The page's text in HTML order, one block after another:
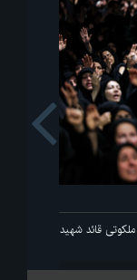
قائد شهید انقلاب